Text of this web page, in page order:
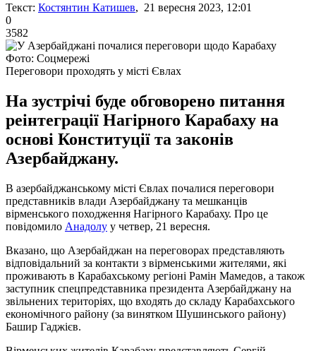
Текст: Костянтин Катишев, 21 вересня 2023, 12:01
0
3582
Фото: Соцмережі
Переговори проходять у місті Євлах
На зустрічі буде обговорено питання
реінтеграції Нагірного Карабаху на
основі Конституції та законів
Азербайджану.
В азербайджанському місті Євлах почалися переговори
представників влади Азербайджану та мешканців
вірменського походження Нагірного Карабаху. Про це
повідомило Анадолу у четвер, 21 вересня.
Вказано, що Азербайджан на переговорах представляють
відповідальний за контакти з вірменськими жителями, які
проживають в Карабахському регіоні Рамін Мамедов, а також
заступник спецпредставника президента Азербайджану на
звільнених територіях, що входять до складу Карабахського
економічного району (за винятком Шушинського району)
Башир Гаджієв.